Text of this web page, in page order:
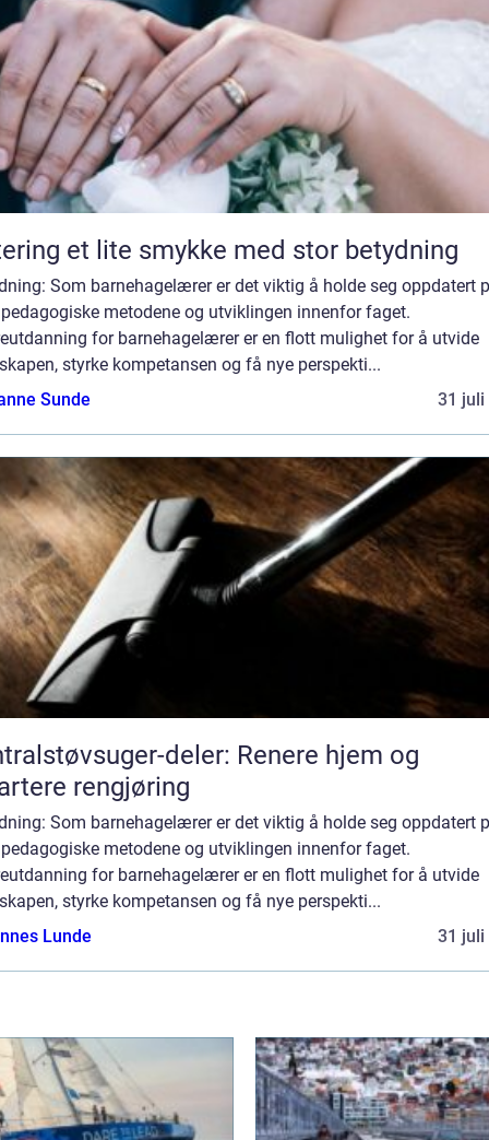
Giftering et lite smykke med stor betydning
Som barnehagelærer er det viktig å holde seg oppdatert
metodene og utviklingen innenfor faget.
for barnehagelærer er en flott mulighet for å utvide
styrke kompetansen og få nye perspekti...
Sunde
31 juli
deler: Renere hjem og
rengjøring
Som barnehagelærer er det viktig å holde seg oppdatert
metodene og utviklingen innenfor faget.
for barnehagelærer er en flott mulighet for å utvide
styrke kompetansen og få nye perspekti...
Lunde
31 juli